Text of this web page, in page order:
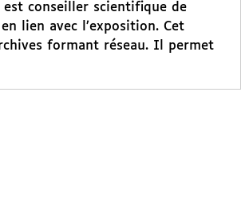
est conseiller scientifique de
lien avec l’exposition. Cet
formant réseau. Il permet